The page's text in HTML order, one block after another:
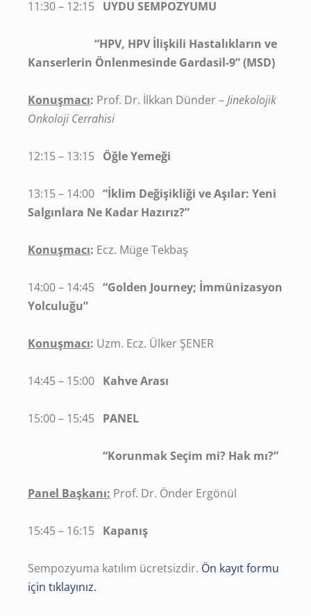
11:30 – 12:15 UYDU SEMPOZYUMU
“HPV, HPV İlişkili Hastalıkların ve
Kanserlerin Önlenmesinde Gardasil-9” (MSD)
Konuşmacı: Prof. Dr. İlkkan Dünder –Jinekolojik
Onkoloji Cerrahisi
12:15 – 13:15 Öğle Yemeği
13:15 – 14:00 “İklim Değişikliği ve Aşılar: Yeni
Salgınlara Ne Kadar Hazırız?”
Konuşmacı: Ecz. Müge Tekbaş
14:00 – 14:45 “Golden Journey; İmmünizasyon
Yolculuğu”
Konuşmacı: Uzm. Ecz. Ülker ŞENER
14:45 – 15:00 Kahve Arası
15:00 – 15:45 PANEL
“Korunmak Seçim mi? Hak mı?”
Panel Başkanı: Prof. Dr. Önder Ergönül
15:45 – 16:15 Kapanış
Sempozyuma katılım ücretsizdir. Ön kayıt formu
için tıklayınız.